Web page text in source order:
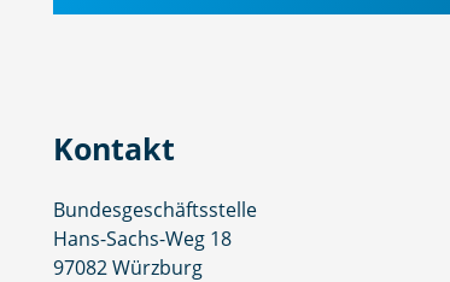
Kontakt
Bundesgeschäftsstelle
Hans-Sachs-Weg 18
97082 Würzburg